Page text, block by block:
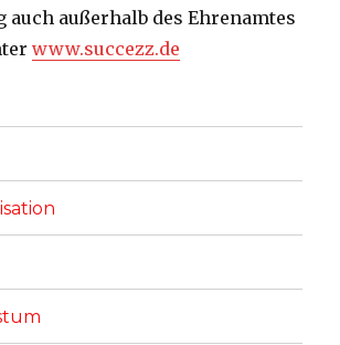
auch außerhalb des Ehrenamtes
www.succezz.de